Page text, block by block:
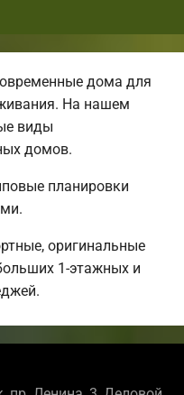
дома для
На нашем
виды
домов.
планировки
оригинальные
1-этажных и